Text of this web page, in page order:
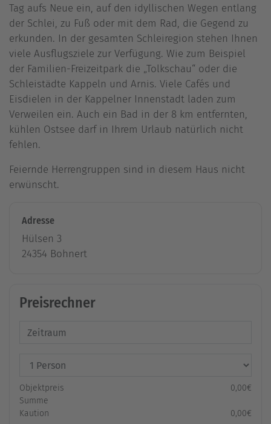
Tag aufs Neue ein, auf den idyllischen Wegen entlang
der Schlei, zu Fuß oder mit dem Rad, die Gegend zu
erkunden. In der gesamten Schleiregion stehen Ihnen
viele Ausflugsziele zur Verfügung. Wie zum Beispiel
der Familien-Freizeitpark die „Tolkschau“ oder die
Schleistädte Kappeln und Arnis. Viele Cafés und
Eisdielen in der Kappelner Innenstadt laden zum
Verweilen ein. Auch ein Bad in der 8 km entfernten,
kühlen Ostsee darf in Ihrem Urlaub natürlich nicht
fehlen.
Feiernde Herrengruppen sind in diesem Haus nicht
erwünscht.
Adresse
Hülsen 3
24354 Bohnert
Preisrechner
Objektpreis
0,00€
Summe
Kaution
0,00€